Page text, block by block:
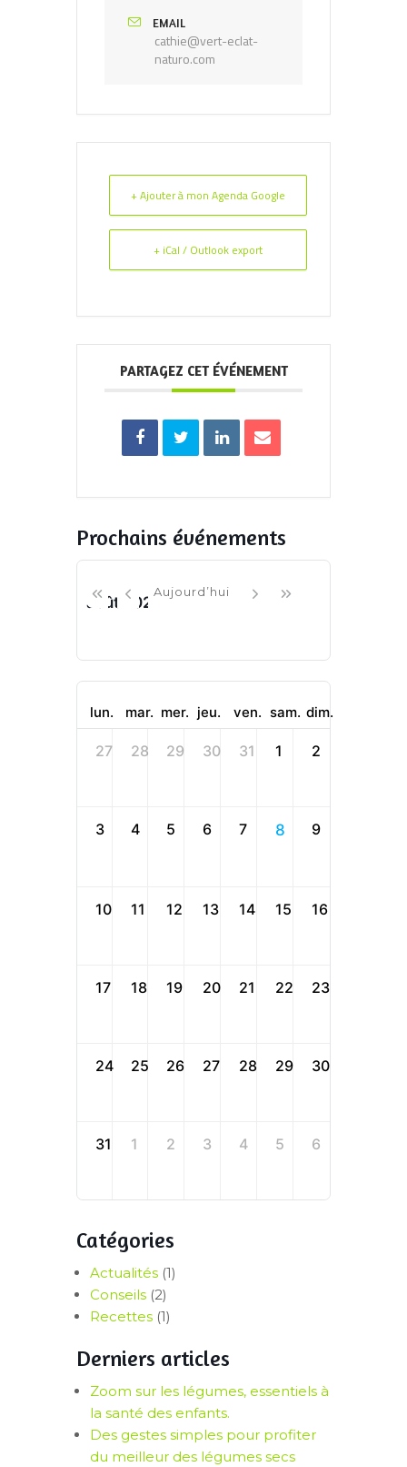
EMAIL
cathie@vert-eclat-
naturo.com
+ Ajouter à mon Agenda Google
+ iCal / Outlook export
PARTAGEZ CET ÉVÉNEMENT
Prochains événements
août 2026
Aujourd’hui
lun. mar. mer. jeu. ven. sam. dim.
27 28 29 30 31 1 2
3 4 5 6 7 8 9
10 11 12 13 14 15 16
17 18 19 20 21 22 23
24 25 26 27 28 29 30
31 1 2 3 4 5 6
Catégories
Actualités (1)
Conseils (2)
Recettes (1)
Derniers articles
Zoom sur les légumes, essentiels à
la santé des enfants.
Des gestes simples pour profiter
du meilleur des légumes secs